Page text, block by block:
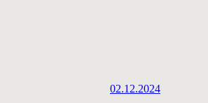
02.12.2024